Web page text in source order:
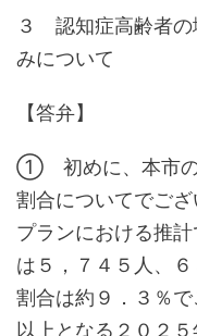
３ 認知症高齢者の
みについて
【答弁】
① 初めに、本市の
割合についてでご
プランにおける推
は５，７４５人、
割合は約９．３％
以上となる２０２